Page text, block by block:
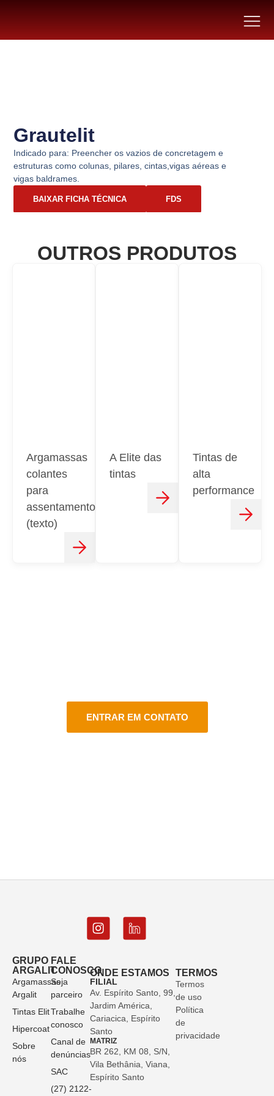
Grautelit
Indicado para: Preencher os vazios de concretagem e
estruturas como colunas, pilares, cintas,vigas aéreas e
vigas baldrames.
BAIXAR FICHA TÉCNICA FDS
OUTROS PRODUTOS
Argamassas
colantes
para
assentamento
(texto)
A Elite das
tintas
Tintas de
alta
performance
ENTRAR EM CONTATO
GRUPO
ARGALIT
Argamassas
Argalit
Tintas Elit
Hipercoat
Sobre
nós
FALE
CONOSCO
Seja
parceiro
Trabalhe
conosco
Canal de
denúncias
SAC
(27) 2122-
ONDE ESTAMOS
FILIAL
Av. Espírito Santo, 99,
Jardim América,
Cariacica, Espírito
Santo
MATRIZ
BR 262, KM 08, S/N,
Vila Bethânia, Viana,
Espírito Santo
TERMOS
Termos
de uso
Política
de
privacidade